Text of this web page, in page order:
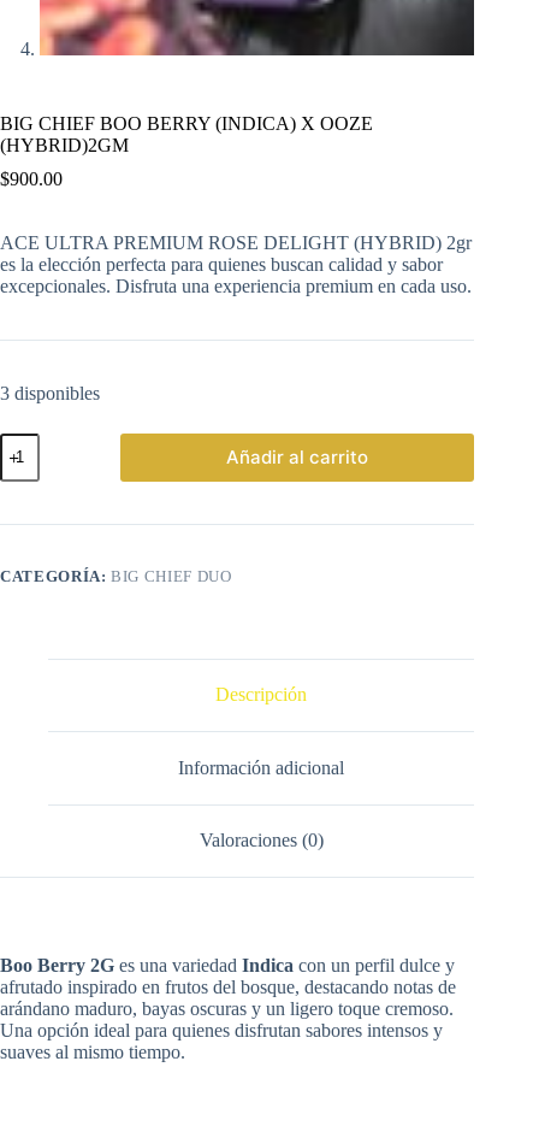
BIG CHIEF BOO BERRY (INDICA) X OOZE
(HYBRID)2GM
$900.00
ACE ULTRA PREMIUM ROSE DELIGHT (HYBRID) 2gr
es la elección perfecta para quienes buscan calidad y sabor
excepcionales. Disfruta una experiencia premium en cada uso.
3 disponibles
BIG
CHIEF
BOO
(INDICA)
(HYBRID)2GM
Añadir al carrito
CATEGORÍA:BIG CHIEF DUO
Descripción
Información adicional
Valoraciones (0)
Boo Berry 2G es una variedad Indica con un perfil dulce y
afrutado inspirado en frutos del bosque, destacando notas de
arándano maduro, bayas oscuras y un ligero toque cremoso.
Una opción ideal para quienes disfrutan sabores intensos y
suaves al mismo tiempo.